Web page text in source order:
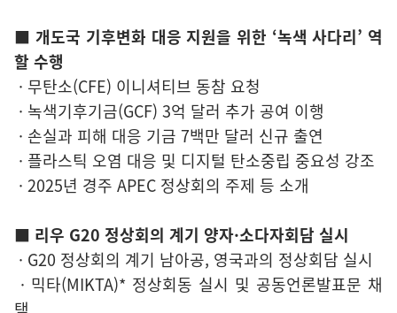
■ 개도국 기후변화 대응 지원을 위한 ‘녹색 사다리’ 역
할 수행
· 무탄소(CFE) 이니셔티브 동참 요청
· 녹색기후기금(GCF) 3억 달러 추가 공여 이행
· 손실과 피해 대응 기금 7백만 달러 신규 출연
· 플라스틱 오염 대응 및 디지털 탄소중립 중요성 강조
· 2025년 경주 APEC 정상회의 주제 등 소개
■ 리우 G20 정상회의 계기 양자·소다자회담 실시
· G20 정상회의 계기 남아공, 영국과의 정상회담 실시
· 믹타(MIKTA)* 정상회동 실시 및 공동언론발표문 채